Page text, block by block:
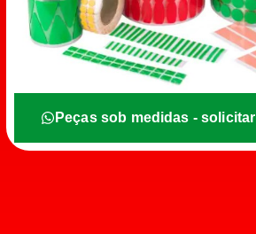
Peças sob medidas - solicitar